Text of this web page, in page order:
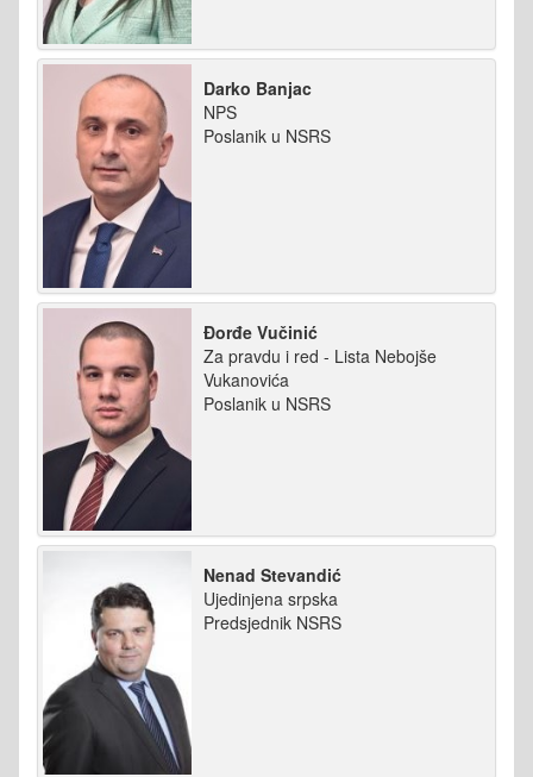
Darko Banjac
NPS
Poslanik u NSRS
Đorđe Vučinić
Za pravdu i red - Lista Nebojše
Vukanovića
Poslanik u NSRS
Nenad Stevandić
Ujedinjena srpska
Predsjednik NSRS